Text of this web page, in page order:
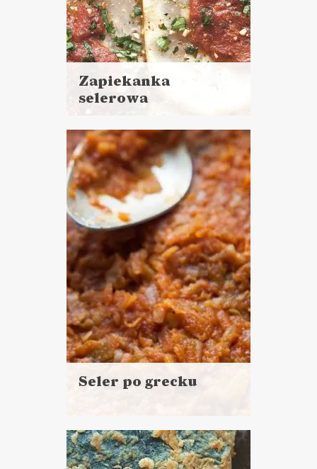
Zapiekanka
selerowa
więcej
Czas przygotowania:
do godziny
DANIA GŁÓWNE
PRZYSTAWKI
NIEDZIELNE GOTOWANIE ?
WALENTYNKI ?
Seler po grecku
więcej
Czas przygotowania:
do 45 minut